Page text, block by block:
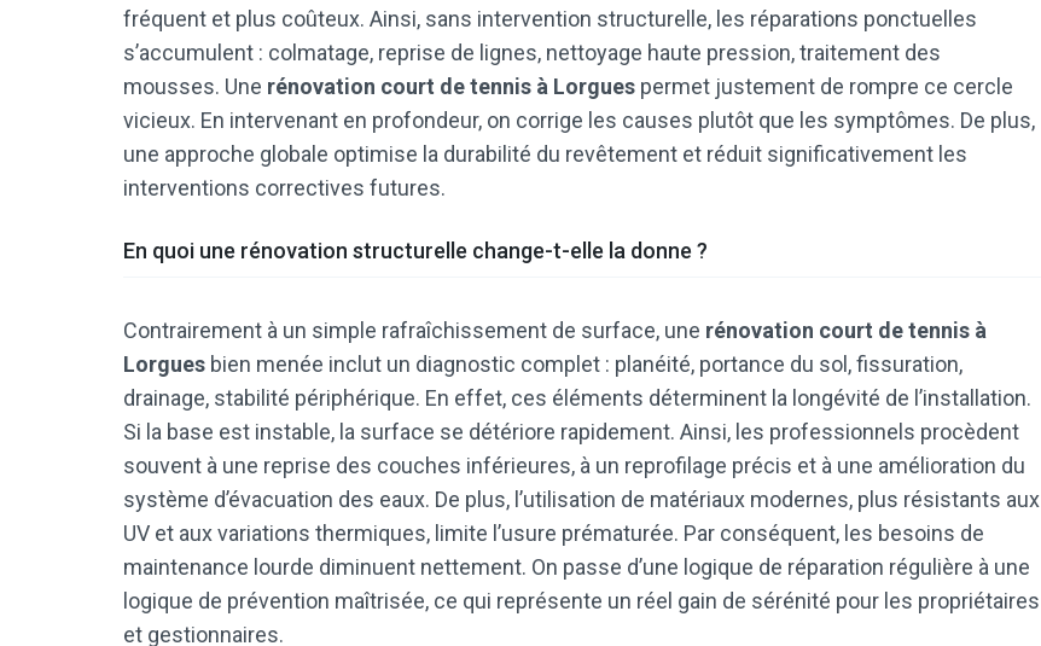
fréquent et plus coûteux. Ainsi, sans intervention structurelle, les réparations ponctuelles
s’accumulent : colmatage, reprise de lignes, nettoyage haute pression, traitement des
mousses. Une rénovation court de tennis à Lorgues permet justement de rompre ce cercle
vicieux. En intervenant en profondeur, on corrige les causes plutôt que les symptômes. De plus,
une approche globale optimise la durabilité du revêtement et réduit significativement les
interventions correctives futures.
En quoi une rénovation structurelle change-t-elle la donne ?
Contrairement à un simple rafraîchissement de surface, une rénovation court de tennis à
Lorgues bien menée inclut un diagnostic complet : planéité, portance du sol, fissuration,
drainage, stabilité périphérique. En effet, ces éléments déterminent la longévité de l’installation.
Si la base est instable, la surface se détériore rapidement. Ainsi, les professionnels procèdent
souvent à une reprise des couches inférieures, à un reprofilage précis et à une amélioration du
système d’évacuation des eaux. De plus, l’utilisation de matériaux modernes, plus résistants aux
UV et aux variations thermiques, limite l’usure prématurée. Par conséquent, les besoins de
maintenance lourde diminuent nettement. On passe d’une logique de réparation régulière à une
logique de prévention maîtrisée, ce qui représente un réel gain de sérénité pour les propriétaires
et gestionnaires.